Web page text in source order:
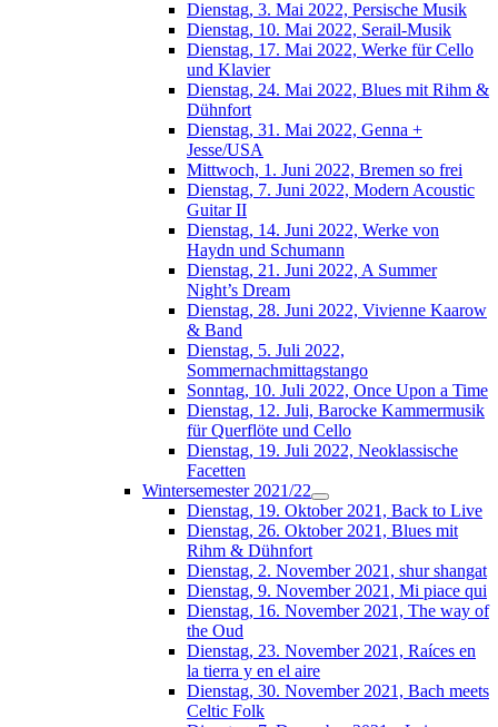
Dienstag, 3. Mai 2022, Persische Musik
Dienstag, 10. Mai 2022, Serail-Musik
Dienstag, 17. Mai 2022, Werke für Cello
und Klavier
Dienstag, 24. Mai 2022, Blues mit Rihm &
Dühnfort
Dienstag, 31. Mai 2022, Genna +
Jesse/USA
Mittwoch, 1. Juni 2022, Bremen so frei
Dienstag, 7. Juni 2022, Modern Acoustic
Guitar II
Dienstag, 14. Juni 2022, Werke von
Haydn und Schumann
Dienstag, 21. Juni 2022, A Summer
Night’s Dream
Dienstag, 28. Juni 2022, Vivienne Kaarow
& Band
Dienstag, 5. Juli 2022,
Sommernachmittagstango
Sonntag, 10. Juli 2022, Once Upon a Time
Dienstag, 12. Juli, Barocke Kammermusik
für Querflöte und Cello
Dienstag, 19. Juli 2022, Neoklassische
Facetten
Wintersemester 2021/22
Dienstag, 19. Oktober 2021, Back to Live
Dienstag, 26. Oktober 2021, Blues mit
Rihm & Dühnfort
Dienstag, 2. November 2021, shur shangat
Dienstag, 9. November 2021, Mi piace qui
Dienstag, 16. November 2021, The way of
the Oud
Dienstag, 23. November 2021, Raíces en
la tierra y en el aire
Dienstag, 30. November 2021, Bach meets
Celtic Folk